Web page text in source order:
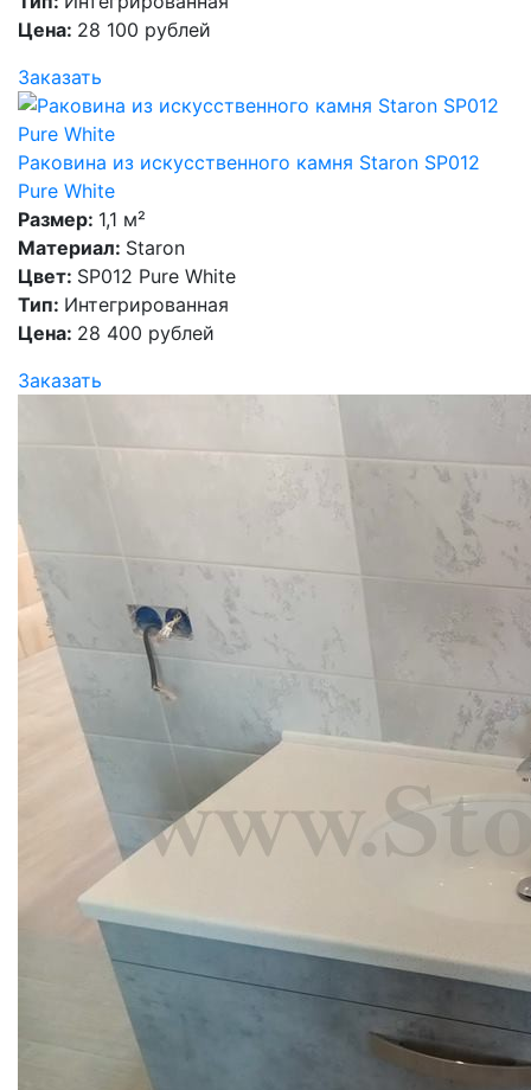
Цена: 28 100 рублей
Заказать
Раковина из искусственного камня Staron SP012
Pure White
Размер: 1,1 м²
Материал: Staron
Цвет: SP012 Pure White
Тип: Интегрированная
Цена: 28 400 рублей
Заказать